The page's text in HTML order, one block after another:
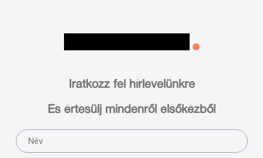
Iratkozz fel hírlevelünkre
És értesülj mindenről elsőkézből